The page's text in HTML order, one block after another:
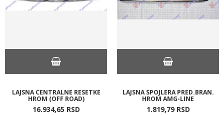
LAJSNA CENTRALNE RESETKE
HROM (OFF ROAD)
16.934,65 RSD
LAJSNA SPOJLERA PRED.BRAN.
HROM AMG-LINE
1.819,79 RSD